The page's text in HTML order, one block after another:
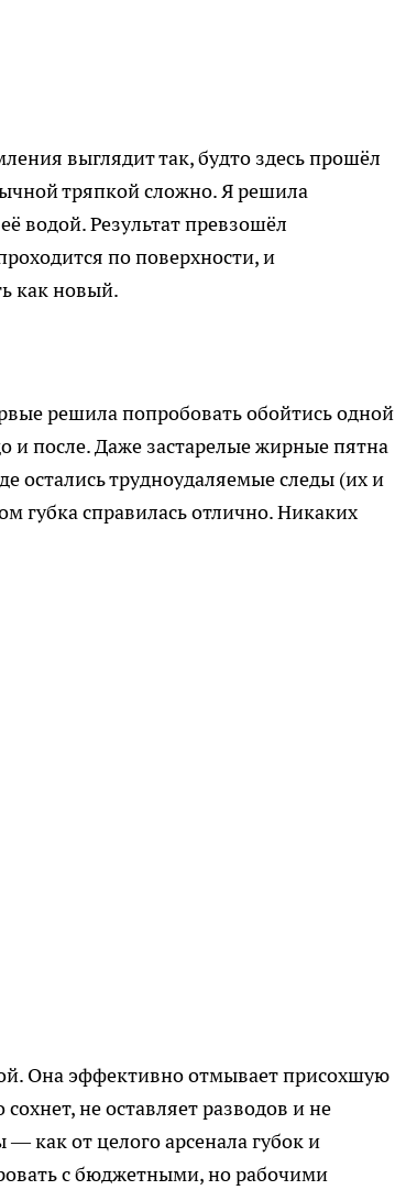
выглядит так, будто здесь прошёл
тряпкой сложно. Я решила
водой. Результат превзошёл
по поверхности, и
как новый.
решила попробовать обойтись одной
и после. Даже застарелые жирные пятна
остались трудноудаляемые следы (их и
губка справилась отлично. Никаких
Она эффективно отмывает присохшую
не оставляет разводов и не
— как от целого арсенала губок и
с бюджетными, но рабочими